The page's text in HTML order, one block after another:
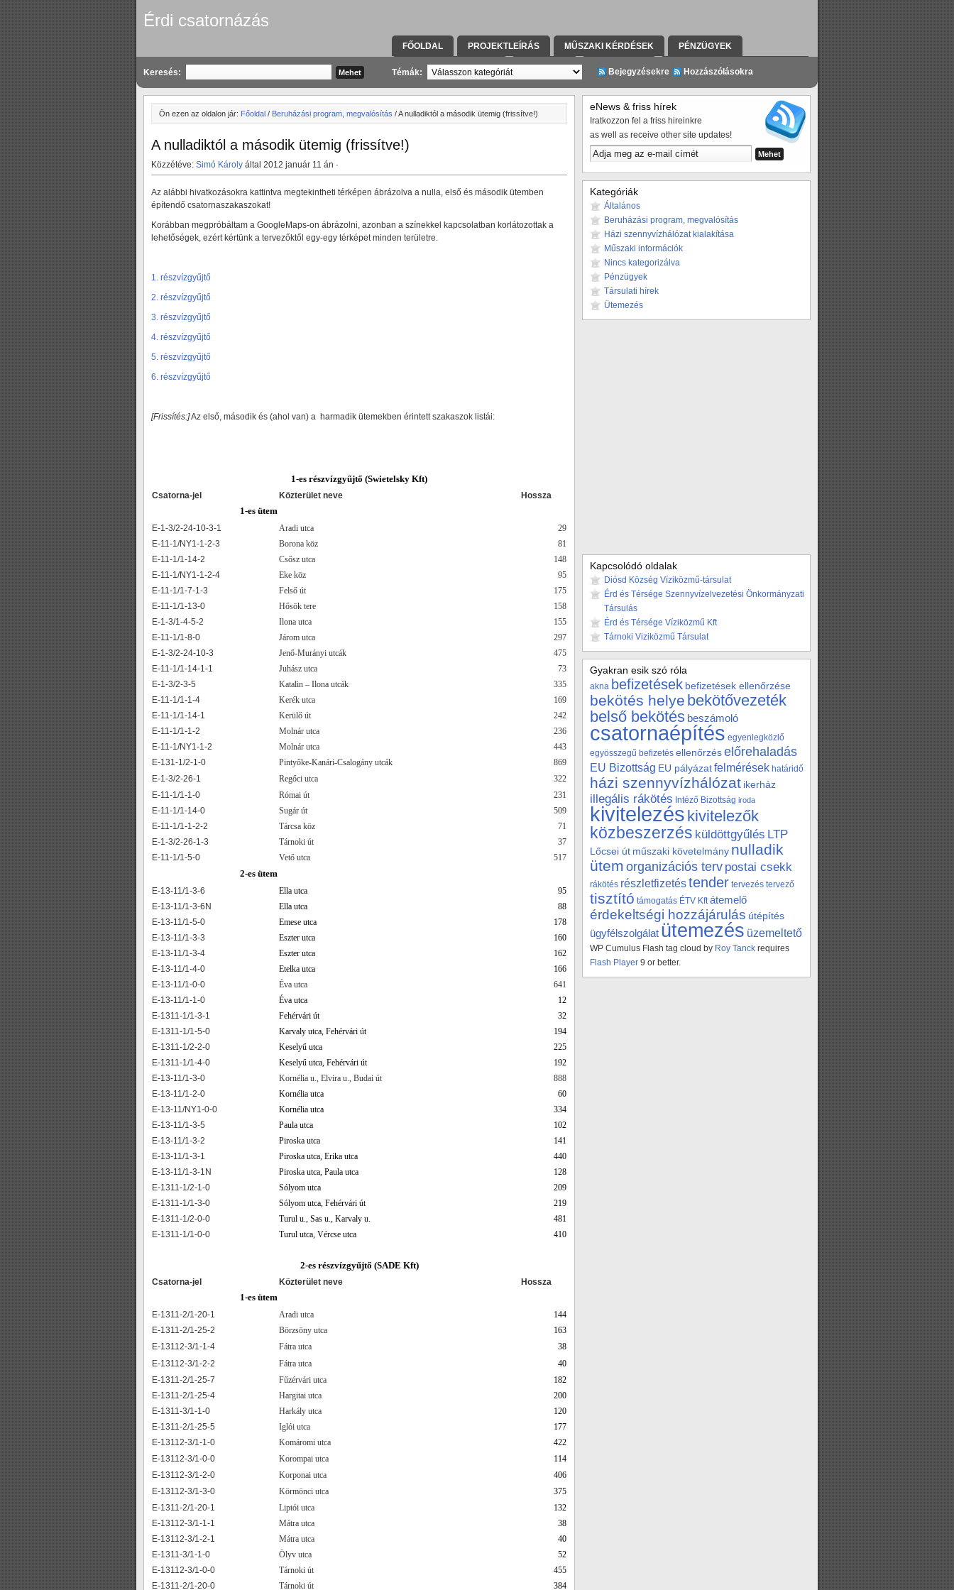
Érdi csatornázás
FŐOLDAL PROJEKTLEÍRÁS MŰSZAKI KÉRDÉSEK PÉNZÜGYEK
KAPCSOLATFELVÉTEL TÁRSULAT KIVITELEZÉS A PROGRAMRÓL A SAJTÓBAN
Keresés: Témák: Bejegyzésekre Hozzászólásokra
Ön ezen az oldalon jár: Főoldal / Beruházási program, megvalósítás / A nulladiktól a második ütemig (frissítve!)
A nulladiktól a második ütemig (frissítve!)
Közzétéve: Simó Károly által 2012 január 11 án ·
Az alábbi hivatkozásokra kattintva megtekintheti térképen ábrázolva a nulla, első és második ütemben
építendő csatornaszakaszokat!
Korábban megpróbáltam a GoogleMaps-on ábrázolni, azonban a színekkel kapcsolatban korlátozottak a
lehetőségek, ezért kértünk a tervezőktől egy-egy térképet minden területre.
1. részvízgyűjtő
2. részvízgyűjtő
3. részvízgyűjtő
4. részvízgyűjtő
5. részvízgyűjtő
6. részvízgyűjtő
[Frissítés:]Az első, második és (ahol van) a harmadik ütemekben érintett szakaszok listái:
1-es részvízgyűjtő (Swietelsky Kft)
Csatorna-jel Közterület neve Hossza
1-es ütem
E-1-3/2-24-10-3-1 Aradi utca
29
E-11-1/NY1-1-2-3
Borona köz
81
E-11-1/1-14-2
Csősz utca
148
E-11-1/NY1-1-2-4
Eke köz
95
E-11-1/1-7-1-3
Felső út
175
E-11-1/1-13-0
Hősök tere
158
E-1-3/1-4-5-2
Ilona utca
155
E-11-1/1-8-0
Járom utca
297
E-1-3/2-24-10-3
Jenő-Murányi utcák
475
E-11-1/1-14-1-1
Juhász utca
73
E-1-3/2-3-5
Katalin – Ilona utcák
335
E-11-1/1-1-4
Kerék utca
169
E-11-1/1-14-1
Kerülő út
242
E-11-1/1-1-2
Molnár utca
236
E-11-1/NY1-1-2
Molnár utca
443
E-131-1/2-1-0
Pintyőke-Kanári-Csalogány utcák
869
E-1-3/2-26-1
Regőci utca
322
E-11-1/1-1-0
Római út
231
E-11-1/1-14-0
Sugár út
509
E-11-1/1-1-2-2
Tárcsa köz
71
E-1-3/2-26-1-3
Tárnoki út
37
E-11-1/1-5-0
Vető utca 517
2-es ütem
E-13-11/1-3-6 Ella utca
95
E-13-11/1-3-6N
Ella utca
88
E-13-11/1-5-0
Emese utca
178
E-13-11/1-3-3
Eszter utca
160
E-13-11/1-3-4
Eszter utca
162
E-13-11/1-4-0
Etelka utca
166
E-13-11/1-0-0
Éva utca
641
E-13-11/1-1-0
Éva utca
12
E-1311-1/1-3-1
Fehérvári út
32
E-1311-1/1-5-0
Karvaly utca, Fehérvári út
194
E-1311-1/2-2-0
Keselyű utca
225
E-1311-1/1-4-0
Keselyű utca, Fehérvári út
192
E-13-11/1-3-0
Kornélia u., Elvira u., Budai út
888
E-13-11/1-2-0
Kornélia utca
60
E-13-11/NY1-0-0
Kornélia utca
334
E-13-11/1-3-5
Paula utca
102
E-13-11/1-3-2
Piroska utca
141
E-13-11/1-3-1
Piroska utca, Erika utca
440
E-13-11/1-3-1N
Piroska utca, Paula utca
128
E-1311-1/2-1-0
Sólyom utca
209
E-1311-1/1-3-0
Sólyom utca, Fehérvári út
219
E-1311-1/2-0-0
Turul u., Sas u., Karvaly u.
481
E-1311-1/1-0-0
Turul utca, Vércse utca 410
2-es részvízgyűjtő (SADE Kft)
Csatorna-jel Közterület neve Hossza
1-es ütem
E-1311-2/1-20-1 Aradi utca
144
E-1311-2/1-25-2
Börzsöny utca
163
E-13112-3/1-1-4
Fátra utca
38
E-13112-3/1-2-2
Fátra utca
40
E-1311-2/1-25-7
Fűzérvári utca
182
E-1311-2/1-25-4
Hargitai utca
200
E-1311-3/1-1-0
Harkály utca
120
E-1311-2/1-25-5
Iglói utca
177
E-13112-3/1-1-0
Komáromi utca
422
E-13112-3/1-0-0
Korompai utca
114
E-13112-3/1-2-0
Korponai utca
406
E-13112-3/1-3-0
Körmönci utca
375
E-1311-2/1-20-1
Liptói utca
132
E-13112-3/1-1-1
Mátra utca
38
E-13112-3/1-2-1
Mátra utca
40
E-1311-3/1-1-0
Ölyv utca
52
E-13112-3/1-0-0
Tárnoki út
455
E-1311-2/1-20-0
Tárnoki út 384
eNews & friss hírek
Iratkozzon fel a friss hireinkre
as well as receive other site updates!
Kategóriák
Általános
Beruházási program, megvalósítás
Házi szennyvízhálózat kialakítása
Műszaki információk
Nincs kategorizálva
Pénzügyek
Társulati hírek
Ütemezés
Kapcsolódó oldalak
Diósd Község Víziközmű-társulat
Érd és Térsége Szennyvízelvezetési Önkormányzati
Társulás
Érd és Térsége Víziközmű Kft
Tárnoki Viziközmű Társulat
Gyakran esik szó róla
akna befizetések befizetések ellenőrzése
bekötés helye bekötővezeték
belső bekötés beszámoló
csatornaépítés egyenlegközlő
egyösszegű befizetés ellenőrzéselőrehaladás
EU Bizottság EU pályázatfelmérések határidő
házi szennyvízhálózat ikerház
illegális rákötés Intéző Bizottság iroda
kivitelezés kivitelezők
közbeszerzés küldöttgyűlés LTP
Lőcsei út műszaki követelmány nulladik
ütem organizációs terv postai csekk
rákötés részletfizetéstender tervezés tervező
tisztító támogatás ÉTV Kft átemelő
érdekeltségi hozzájárulás útépítés
ügyfélszolgálat ütemezés üzemeltető
WP Cumulus Flash tag cloud by Roy Tanck requires
Flash Player 9 or better.